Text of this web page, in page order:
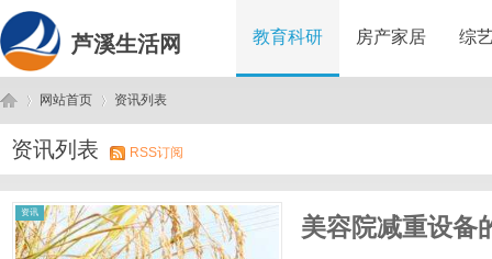
芦溪生活网 教育科研 房产家居 综
芦 ›
网站首页
›
资讯列表
资讯列表 RSS订阅
资讯
美容院减重设备